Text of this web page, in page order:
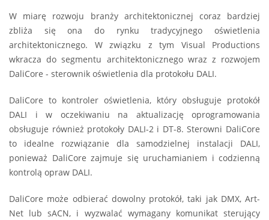
W miarę rozwoju branży architektonicznej coraz bardziej
zbliża się ona do rynku tradycyjnego oświetlenia
architektonicznego. W związku z tym Visual Productions
wkracza do segmentu architektonicznego wraz z rozwojem
DaliCore - sterownik oświetlenia dla protokołu DALI.
DaliCore to kontroler oświetlenia, który obsługuje protokół
DALI i w oczekiwaniu na aktualizację oprogramowania
obsługuje również protokoły DALI-2 i DT-8. Sterowni DaliCore
to idealne rozwiązanie dla samodzielnej instalacji DALI,
ponieważ DaliCore zajmuje się uruchamianiem i codzienną
kontrolą opraw DALI.
DaliCore może odbierać dowolny protokół, taki jak DMX, Art-
Net lub sACN, i wyzwalać wymagany komunikat sterujący